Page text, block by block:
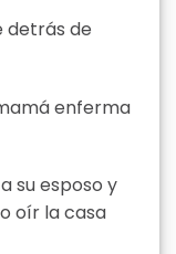
detrás de
enferma
su esposo y
oír la casa